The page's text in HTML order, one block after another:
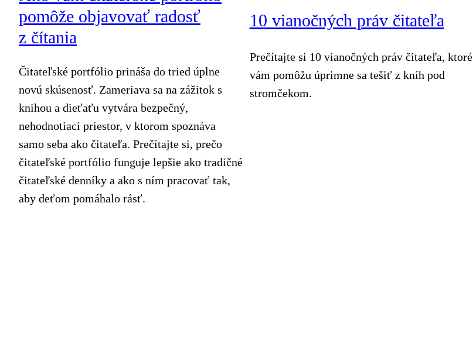
pomôže objavovať radosť
z čítania
Čitateľské portfólio prináša do tried úplne
novú skúsenosť. Zameriava sa na zážitok s
knihou a dieťaťu vytvára bezpečný,
nehodnotiaci priestor, v ktorom spoznáva
samo seba ako čitateľa. Prečítajte si, prečo
čitateľské portfólio funguje lepšie ako tradičné
čitateľské denníky a ako s ním pracovať tak,
aby deťom pomáhalo rásť.
10 vianočných práv čitateľa
Prečítajte si 10 vianočných práv čitateľa, ktoré
vám pomôžu úprimne sa tešiť z kníh pod
stromčekom.